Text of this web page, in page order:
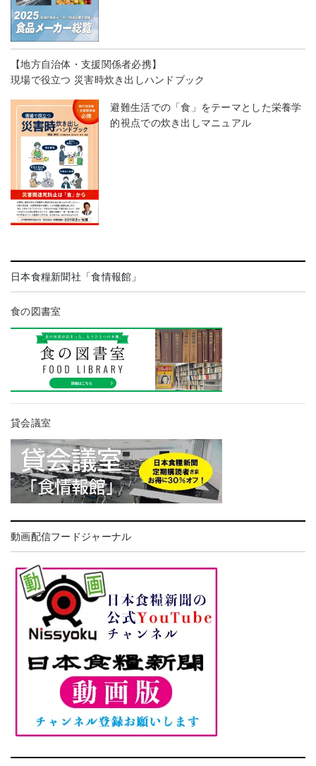
【地方自治体・支援関係者必携】
現場で役立つ 災害時炊き出しハンドブック
避難生活での「食」をテーマとした栄養学
的視点での炊き出しマニュアル
日本食糧新聞社「食情報館」
食の図書室
貸会議室
動画配信フードジャーナル